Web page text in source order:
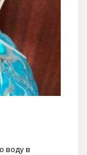
воду в